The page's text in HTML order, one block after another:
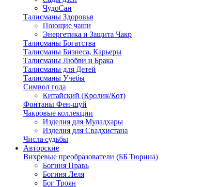
ЧудоСан
Талисманы Здоровья
Поющие чаши
Энергетика и Защита Чакр
Талисманы Богатства
Талисманы Бизнеса, Карьеры
Талисманы Любви и Брака
Талисманы для Детей
Талисманы Учебы
Символ года
Китайский (Кролик/Кот)
Фонтаны Фен-шуй
Чакровые коллекции
Изделия для Муладхары
Изделия для Свадхистана
Числа судьбы
Авторские
Вихревые преобразователи (ББ Тюрина)
Богиня Правь
Богиня Леля
Бог Троян